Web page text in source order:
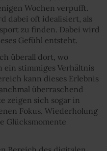
Wochen verpufft.
dabei oft idealisiert, als
zu finden. Dabei wird
Gefühl entsteht.
überall dort, wo
stimmiges Verhältnis
kann dieses Erlebnis
überraschend
zeigen sich sogar in
Fokus, Wiederholung
Glücksmomente